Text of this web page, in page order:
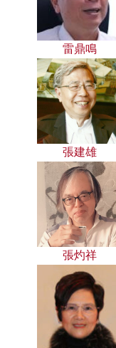
雷鼎鳴
張建雄
張灼祥